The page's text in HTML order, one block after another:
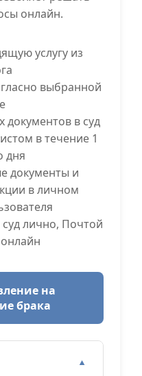
онлайн.
услугу из
выбранной
в суд
в течение 1
дня
документы и
в личном
лично, Почтой
на
брака
▼